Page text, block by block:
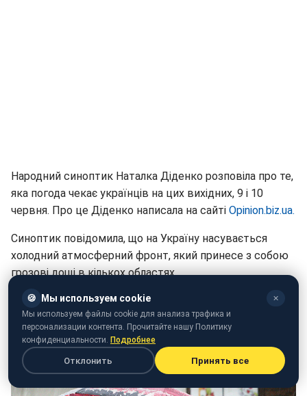
Народний синоптик Наталка Діденко розповіла про те,
яка погода чекає українців на цих вихідних, 9 і 10
червня. Про це Діденко написала на сайті Оpinion.biz.ua.
Синоптик повідомила, що на Україну насувається
холодний атмосферний фронт, який принесе з собою
грозові дощі в кількох областях.
"На вихідних, 9-10 червня, до України наблизиться
холодний атмосферний фронт. Він принесе з собою
локальні грозові дощі у західних та північних областях",
- написала Наталка Діденко.
🍪 Мы используем cookie ✕
Мы используем файлы cookie для анализа трафика и
персонализации контента. Прочитайте нашу Политику
конфиденциальности. Подробнее
Отклонить Принять все